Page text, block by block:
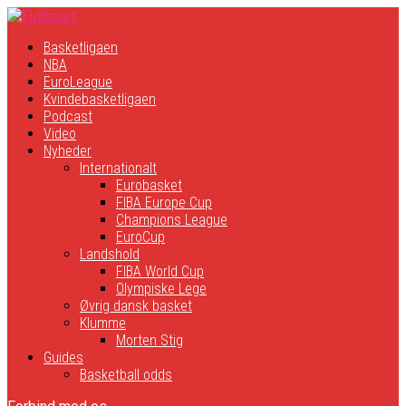
Basketligaen
NBA
EuroLeague
Kvindebasketligaen
Podcast
Video
Nyheder
Internationalt
Eurobasket
FIBA Europe Cup
Champions League
EuroCup
Landshold
FIBA World Cup
Olympiske Lege
Øvrig dansk basket
Klumme
Morten Stig
Guides
Basketball odds